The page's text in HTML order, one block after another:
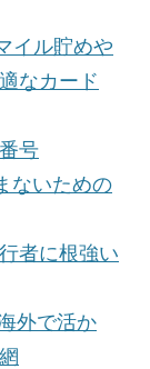
イル貯めや
なカード
号
ないための
者に根強い
外で活か